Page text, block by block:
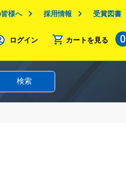
様へ 採用情報 受賞図書
ログイン カートを見る 0
検索